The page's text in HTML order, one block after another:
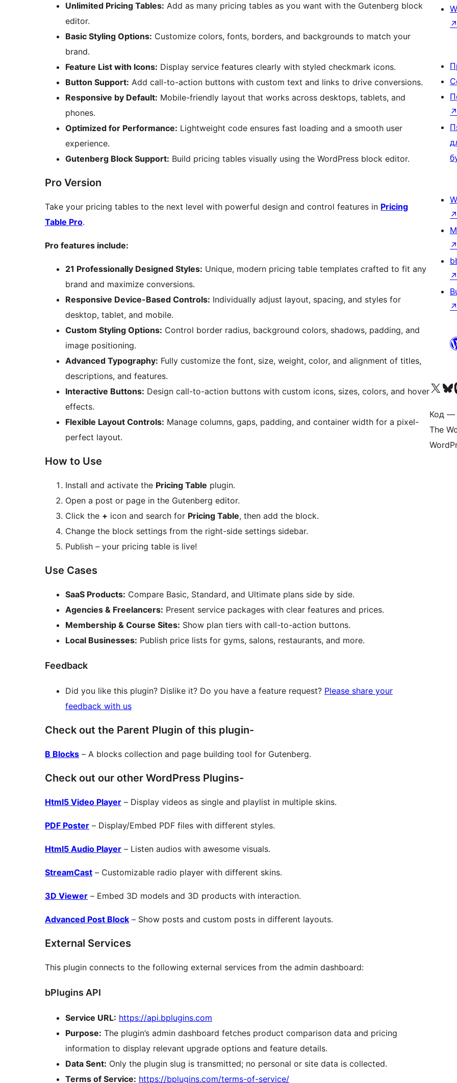
Unlimited Pricing Tables: Add as many pricing tables as you want with the Gutenberg block
editor.
Basic Styling Options: Customize colors, fonts, borders, and backgrounds to match your
brand.
Feature List with Icons: Display service features clearly with styled checkmark icons.
Button Support: Add call-to-action buttons with custom text and links to drive conversions.
Responsive by Default: Mobile-friendly layout that works across desktops, tablets, and
phones.
Optimized for Performance: Lightweight code ensures fast loading and a smooth user
experience.
Gutenberg Block Support: Build pricing tables visually using the WordPress block editor.
Pro Version
Take your pricing tables to the next level with powerful design and control features in Pricing
Table Pro.
Pro features include:
21 Professionally Designed Styles: Unique, modern pricing table templates crafted to fit any
brand and maximize conversions.
Responsive Device-Based Controls: Individually adjust layout, spacing, and styles for
desktop, tablet, and mobile.
Custom Styling Options: Control border radius, background colors, shadows, padding, and
image positioning.
Advanced Typography: Fully customize the font, size, weight, color, and alignment of titles,
descriptions, and features.
Interactive Buttons: Design call-to-action buttons with custom icons, sizes, colors, and hover
effects.
Flexible Layout Controls: Manage columns, gaps, padding, and container width for a pixel-
perfect layout.
How to Use
Install and activate the Pricing Table plugin.
Open a post or page in the Gutenberg editor.
Click the + icon and search for Pricing Table, then add the block.
Change the block settings from the right-side settings sidebar.
Publish – your pricing table is live!
Use Cases
SaaS Products: Compare Basic, Standard, and Ultimate plans side by side.
Agencies & Freelancers: Present service packages with clear features and prices.
Membership & Course Sites: Show plan tiers with call-to-action buttons.
Local Businesses: Publish price lists for gyms, salons, restaurants, and more.
Feedback
Did you like this plugin? Dislike it? Do you have a feature request? Please share your
feedback with us
Check out the Parent Plugin of this plugin-
B Blocks – A blocks collection and page building tool for Gutenberg.
Check out our other WordPress Plugins-
Html5 Video Player – Display videos as single and playlist in multiple skins.
PDF Poster – Display/Embed PDF files with different styles.
Html5 Audio Player – Listen audios with awesome visuals.
StreamCast – Customizable radio player with different skins.
3D Viewer – Embed 3D models and 3D products with interaction.
Advanced Post Block – Show posts and custom posts in different layouts.
External Services
This plugin connects to the following external services from the admin dashboard:
bPlugins API
Service URL: https://api.bplugins.com
Purpose: The plugin’s admin dashboard fetches product comparison data and pricing
information to display relevant upgrade options and feature details.
Data Sent: Only the plugin slug is transmitted; no personal or site data is collected.
Terms of Service: https://bplugins.com/terms-of-service/
↗
↗
↗
↗
↗
↗
Посетите нас в X
Посетите
Код —
The